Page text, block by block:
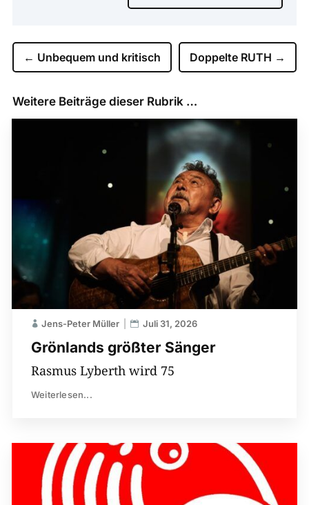
← Unbequem und kritisch Doppelte RUTH →
Weitere Beiträge dieser Rubrik …
Grönlands größter Sänger
Jens-Peter Müller Juli 31, 2026
Rasmus Lyberth wird 75
Weiterlesen...